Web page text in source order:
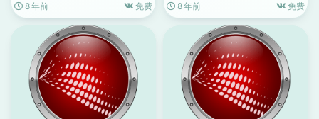
8 年前 免费 8 年前 免费